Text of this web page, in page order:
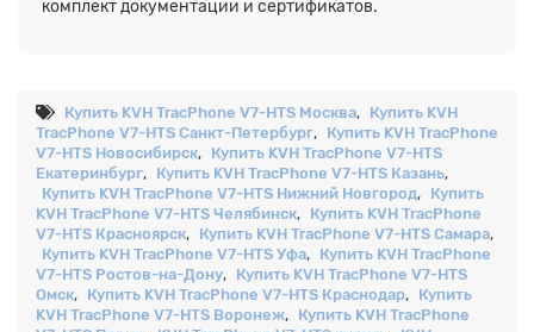
комплект документации и сертификатов.
Купить KVH TracPhone V7-HTS Москва, Купить KVH
TracPhone V7-HTS Санкт-Петербург, Купить KVH TracPhone
V7-HTS Новосибирск, Купить KVH TracPhone V7-HTS
Екатеринбург, Купить KVH TracPhone V7-HTS Казань,
Купить KVH TracPhone V7-HTS Нижний Новгород, Купить
KVH TracPhone V7-HTS Челябинск, Купить KVH TracPhone
V7-HTS Красноярск, Купить KVH TracPhone V7-HTS Самара,
Купить KVH TracPhone V7-HTS Уфа, Купить KVH TracPhone
V7-HTS Ростов-на-Дону, Купить KVH TracPhone V7-HTS
Омск, Купить KVH TracPhone V7-HTS Краснодар, Купить
KVH TracPhone V7-HTS Воронеж, Купить KVH TracPhone